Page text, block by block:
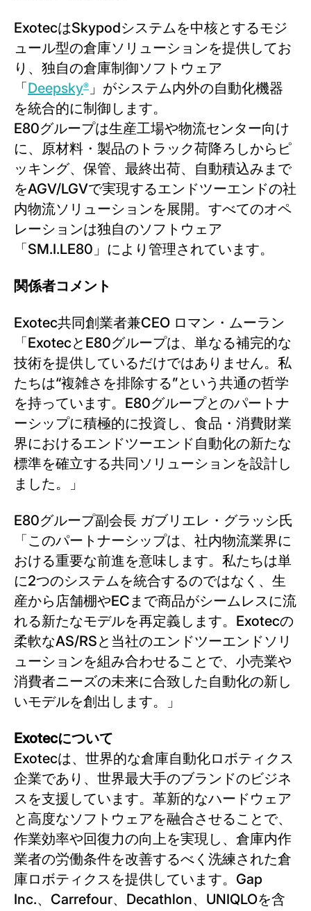
ExotecはSkypodシステムを中核とするモジ
ュール型の倉庫ソリューションを提供してお
り、独自の倉庫制御ソフトウェア
「Deepsky® 」がシステム内外の自動化機器
を統合的に制御します。
E80グループは生産工場や物流センター向け
に、原材料・製品のトラック荷降ろしからピ
ッキング、保管、最終出荷、自動積込みまで
をAGV/LGVで実現するエンドツーエンドの社
内物流ソリューションを展開。すべてのオペ
レーションは独自のソフトウェア
「SM.I.LE80」により管理されています。
関係者コメント
Exotec共同創業者兼CEO ロマン・ムーラン
「ExotecとE80グループは、単なる補完的な
技術を提供しているだけではありません。私
たちは“複雑さを排除する”という共通の哲学
を持っています。E80グループとのパートナ
ーシップに積極的に投資し、食品・消費財業
界におけるエンドツーエンド自動化の新たな
標準を確立する共同ソリューションを設計し
ました。」
E80グループ副会長 ガブリエレ・グラッシ氏
「このパートナーシップは、社内物流業界に
おける重要な前進を意味します。私たちは単
に2つのシステムを統合するのではなく、生
産から店舗棚やECまで商品がシームレスに流
れる新たなモデルを再定義します。Exotecの
柔軟なAS/RSと当社のエンドツーエンドソリ
ューションを組み合わせることで、小売業や
消費者ニーズの未来に合致した自動化の新し
いモデルを創出します。」
Exotecについて
Exotecは、世界的な倉庫自動化ロボティクス
企業であり、世界最大手のブランドのビジネ
スを支援しています。革新的なハードウェア
と高度なソフトウェアを融合させることで、
作業効率や回復力の向上を実現し、倉庫内作
業者の労働条件を改善するべく洗練された倉
庫ロボティクスを提供しています。Gap
Inc.、Carrefour、Decathlon、UNIQLOを含